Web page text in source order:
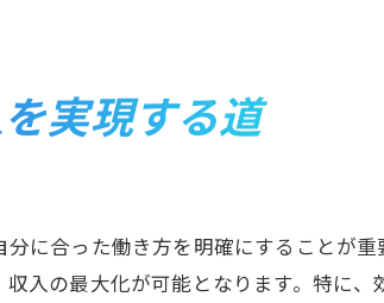
実現する道
に合った働き方を明確にすることが
入の最大化が可能となります。特に